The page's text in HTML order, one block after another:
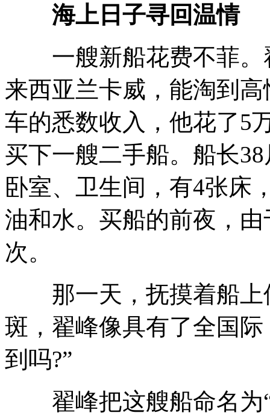
海上日子寻回温情
一艘新船花费不菲。
来西亚兰卡威，能淘到
车的悉数收入，他花了5
买下一艘二手船。船长
卧室、卫生间，有4张床
油和水。买船的前夜，
次。
那一天，抚摸着船上
斑，翟峰像具有了全国
到吗?”
翟峰把这艘船命名为“